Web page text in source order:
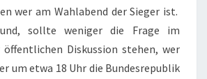
wer am Wahlabend der Sieger ist.
sollte weniger die Frage im
Diskussion stehen, wer
um etwa 18 Uhr die Bundesrepublik